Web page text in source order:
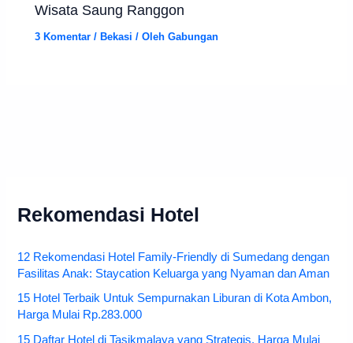
Wisata Saung Ranggon
3 Komentar / Bekasi / OlehGabungan
Rekomendasi Hotel
12 Rekomendasi Hotel Family-Friendly di Sumedang dengan
Fasilitas Anak: Staycation Keluarga yang Nyaman dan Aman
15 Hotel Terbaik Untuk Sempurnakan Liburan di Kota Ambon,
Harga Mulai Rp.283.000
15 Daftar Hotel di Tasikmalaya yang Strategis, Harga Mulai